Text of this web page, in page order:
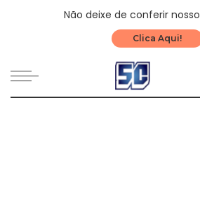
Não deixe de conferir nosso
Clica Aqui!